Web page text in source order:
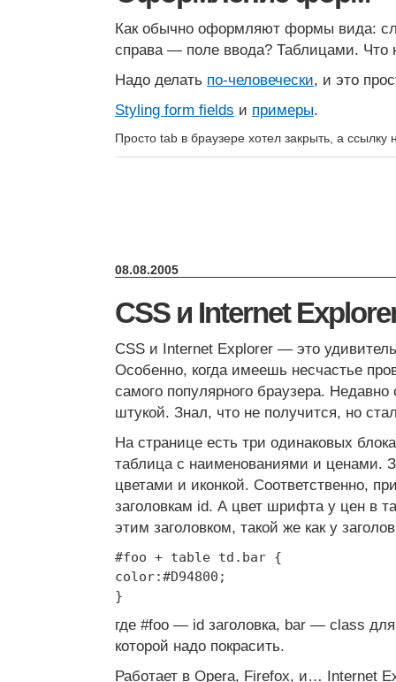
Как обычно оформляют формы вида:
справа — поле ввода? Таблицами. Что
Надо делать по-человечески, и это
Styling form fields и примеры.
Просто tab в браузере хотел закрыть, а ссылку
08.08.2005
CSS и Internet
CSS и Internet Explorer — это
Особенно, когда имеешь несчастье
самого популярного браузера. Недавно
штукой. Знал, что не получится, но
На странице есть три одинаковых
таблица с наименованиями и ценами.
цветами и иконкой. Соответственно,
заголовкам id. А цвет шрифта у цен в
этим заголовком, такой же как у
#foo + table td.bar {
color:#D94800;
}
где #foo — id заголовка, bar — class
которой надо покрасить.
Работает в Opera, Firefox, и… Internet